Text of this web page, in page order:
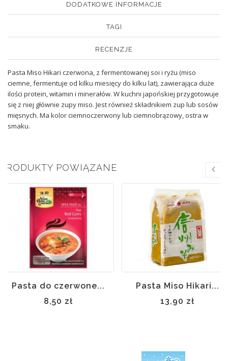
DODATKOWE INFORMACJE
TAGI
RECENZJE
Pasta Miso Hikari czerwona, z fermentowanej soi i ryżu (miso
ciemne, fermentuje od kilku miesięcy do kilku lat), zawierająca duże
ilości protein, witamin i minerałów. W kuchni japońskiej przygotowuje
się z niej głównie zupy miso. Jest również składnikiem zup lub sosów
mięsnych. Ma kolor ciemnoczerwony lub ciemnobrązowy, ostra w
smaku.
PRODUKTY POWIĄZANE
Pasta do czerwone...
8,50 zł
Pasta Miso Hikari...
13,90 zł